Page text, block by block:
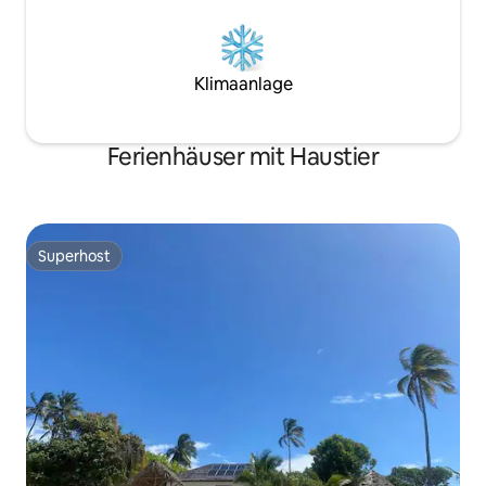
Klimaanlage
Ferienhäuser mit Haustier
Superhost
Superhost